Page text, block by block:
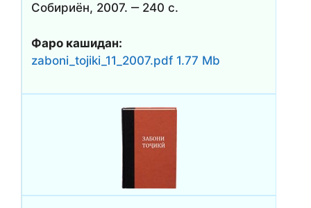
Собириён, 2007. ‒ 240 с.
Фаро кашидан:
zaboni_tojiki_11_2007.pdf 1.77 Mb